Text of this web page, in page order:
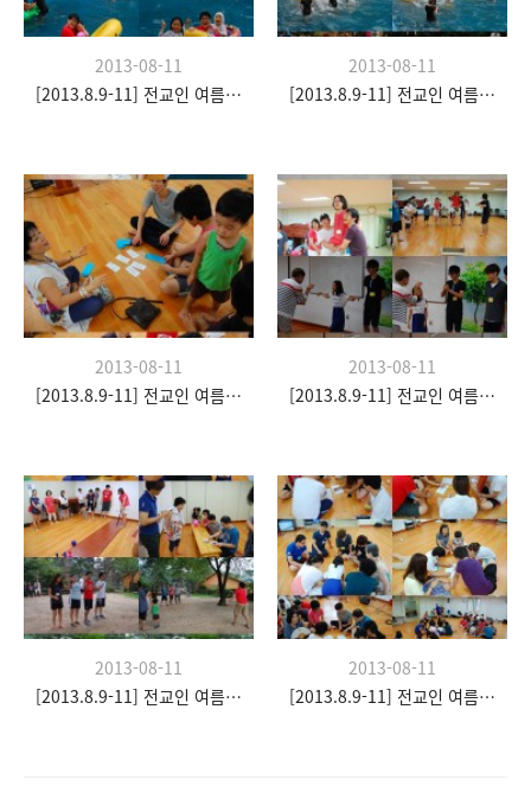
2013-08-11
[2013.8.9-11] 전교인 여름수련회- "이쉼 전쉼"
2013-08-11
[2013.8.9-11] 전교인 여름수련회- "이쉼 전쉼"
2013-08-11
[2013.8.9-11] 전교인 여름수련회- "이쉼 전쉼"
2013-08-11
[2013.8.9-11] 전교인 여름수련회- "이쉼 전쉼"
2013-08-11
[2013.8.9-11] 전교인 여름수련회- "이쉼 전쉼"
2013-08-11
[2013.8.9-11] 전교인 여름수련회- "이쉼 전쉼"